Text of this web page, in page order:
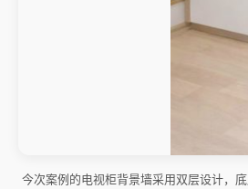
今次案例的电视柜背景墙采用双层设计，